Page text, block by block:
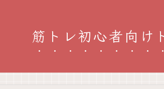
筋トレ初心者向け